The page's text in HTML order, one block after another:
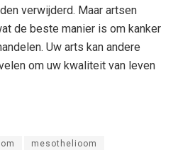
verwijderd. Maar artsen
de beste manier is om kanker
Uw arts kan andere
om uw kwaliteit van leven
mesothelioom